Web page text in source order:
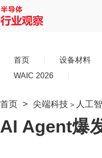
首页 设备材料
WAIC 2026
首页 > 尖端科技 > 人工
AI Agent爆